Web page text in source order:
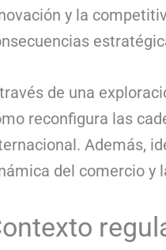
y la
de una
reconfigura las
Además,
del comercio y